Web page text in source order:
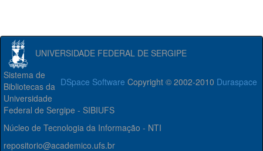
UNIVERSIDADE FEDERAL DE SERGIPE
DSpace Software Copyright © 2002-2010 Duraspace
Sistema de
Bibliotecas da
Universidade
Federal de Sergipe - SIBIUFS
Núcleo de Tecnologia da Informação - NTI
repositorio@academico.ufs.br